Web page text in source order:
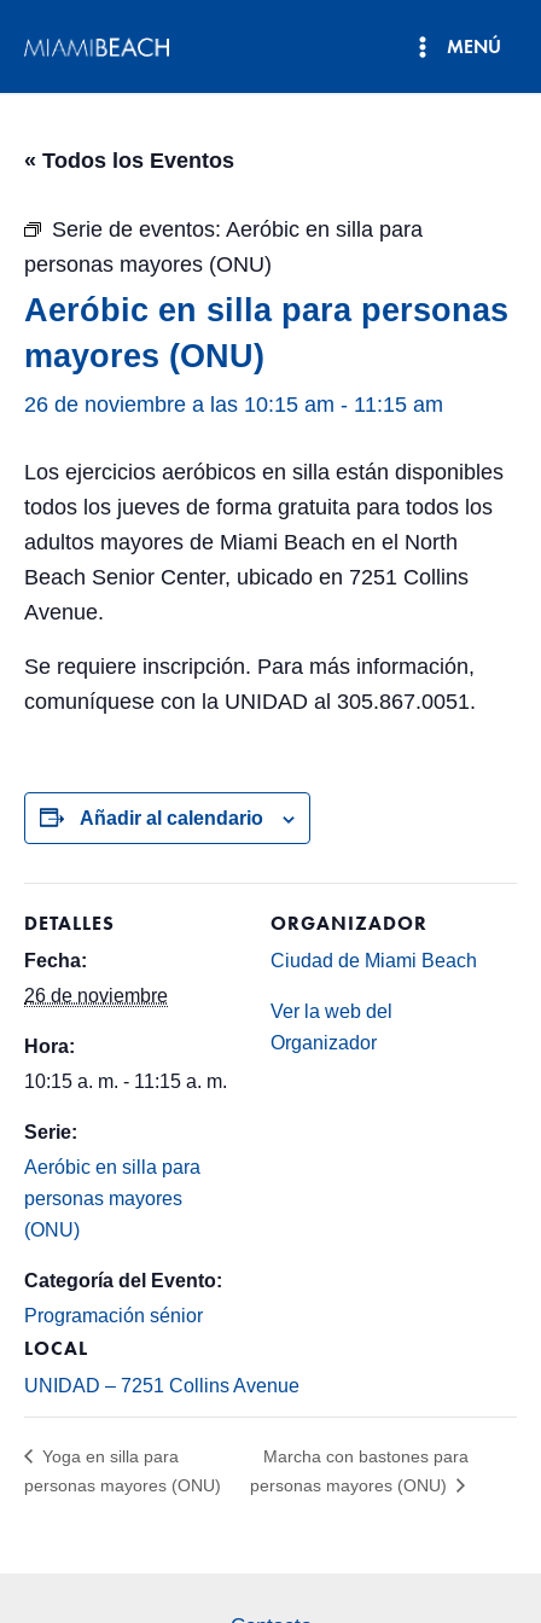
MENÚ
« Todos los Eventos
Serie de eventos: Aeróbic en silla para
personas mayores (ONU)
Aeróbic en silla para personas
mayores (ONU)
26 de noviembre a las 10:15 am - 11:15 am
Los ejercicios aeróbicos en silla están disponibles
todos los jueves de forma gratuita para todos los
adultos mayores de Miami Beach en el North
Beach Senior Center, ubicado en 7251 Collins
Avenue.
Se requiere inscripción. Para más información,
comuníquese con la UNIDAD al 305.867.0051.
Añadir al calendario
DETALLES
Fecha:
26 de noviembre
Hora:
10:15 a. m. - 11:15 a. m.
Serie:
Aeróbic en silla para
personas mayores
(ONU)
Categoría del Evento:
Programación sénior
LOCAL
UNIDAD – 7251 Collins Avenue
ORGANIZADOR
Ciudad de Miami Beach
Ver la web del
Organizador
Yoga en silla para
personas mayores (ONU)
Marcha con bastones para
personas mayores (ONU)